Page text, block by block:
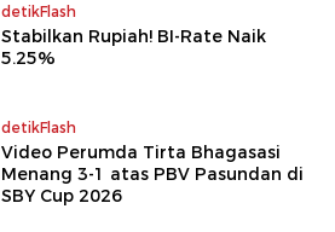
detikFlash
Stabilkan Rupiah! BI-Rate Naik
5.25%
detikFlash
Video Perumda Tirta Bhagasasi
Menang 3-1 atas PBV Pasundan di
SBY Cup 2026